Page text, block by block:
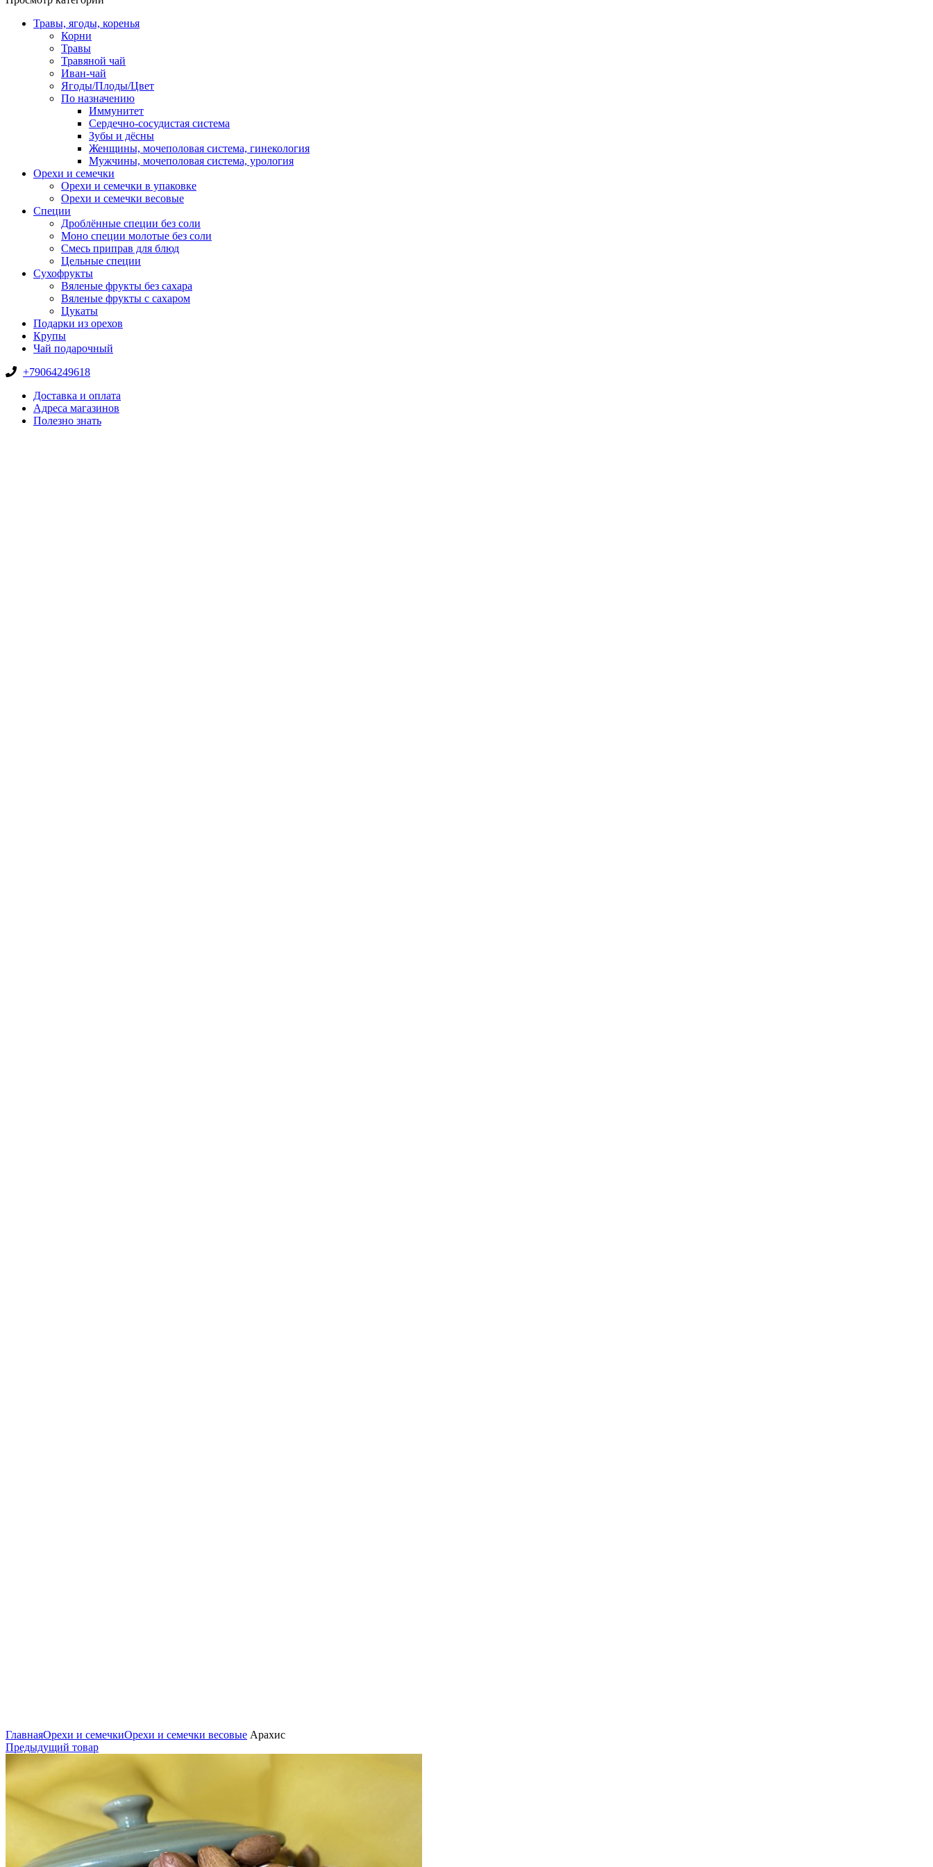
Травы, ягоды, коренья
Корни
Травы
Травяной чай
Иван-чай
Ягоды/Плоды/Цвет
По назначению
Иммунитет
Сердечно-сосудистая система
Зубы и дёсны
Женщины, мочеполовая система, гинекология
Мужчины, мочеполовая система, урология
Орехи и семечки
Орехи и семечки в упаковке
Орехи и семечки весовые
Специи
Дроблённые специи без соли
Моно специи молотые без соли
Смесь приправ для блюд
Цельные специи
Сухофрукты
Вяленые фрукты без сахара
Вяленые фрукты с сахаром
Цукаты
Подарки из орехов
Крупы
Чай подарочный
+79064249618
Доставка и оплата
Адреса магазинов
Полезно знать
ГлавнаяОрехи и семечкиОрехи и семечки весовые Арахис
Предыдущий товар